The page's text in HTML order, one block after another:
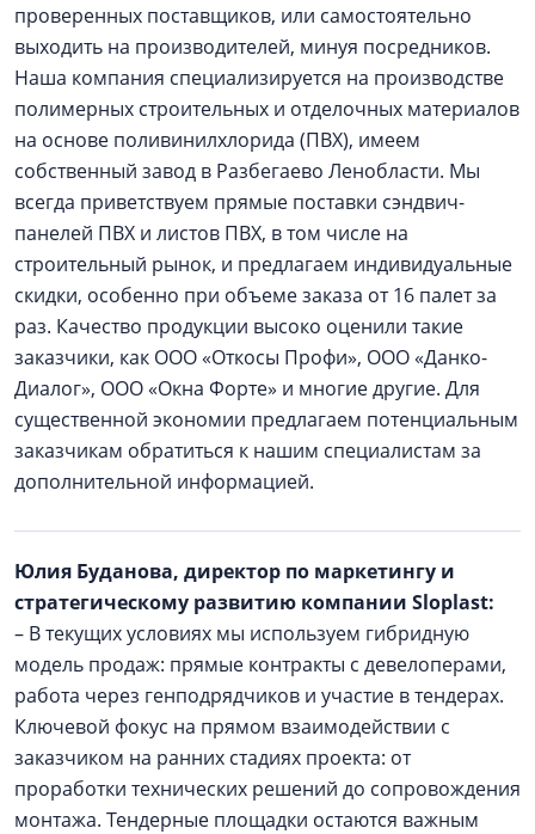
проверенных поставщиков, или самостоятельно
выходить на производителей, минуя посредников.
Наша компания специализируется на производстве
полимерных строительных и отделочных материалов
на основе поливинилхлорида (ПВХ), имеем
собственный завод в Разбегаево Ленобласти. Мы
всегда приветствуем прямые поставки сэндвич-
панелей ПВХ и листов ПВХ, в том числе на
строительный рынок, и предлагаем индивидуальные
скидки, особенно при объеме заказа от 16 палет за
раз. Качество продукции высоко оценили такие
заказчики, как ООО «Откосы Профи», ООО «Данко-
Диалог», ООО «Окна Форте» и многие другие. Для
существенной экономии предлагаем потенциальным
заказчикам обратиться к нашим специалистам за
дополнительной информацией.
Юлия Буданова, директор по маркетингу и
стратегическому развитию компании Sloplast:
– В текущих условиях мы используем гибридную
модель продаж: прямые контракты с девелоперами,
работа через генподрядчиков и участие в тендерах.
Ключевой фокус на прямом взаимодействии с
заказчиком на ранних стадиях проекта: от
проработки технических решений до сопровождения
монтажа. Тендерные площадки остаются важным